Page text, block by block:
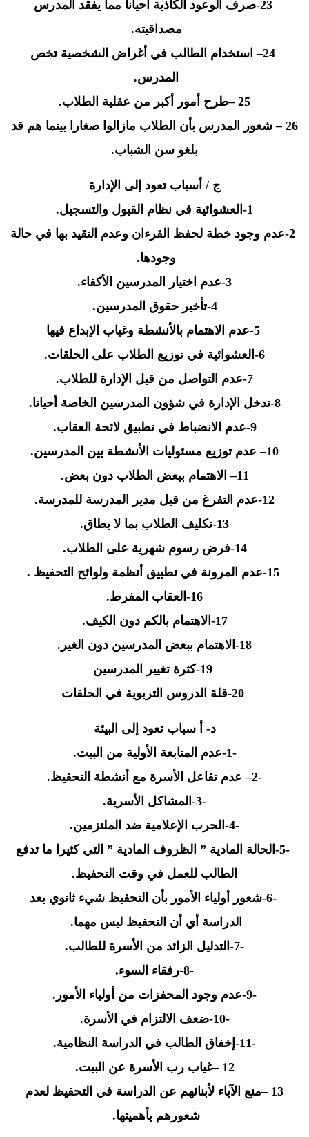
-23صرف الوعود الكاذبة أحيانا مما يفقد المدرس
مصداقيته.
24– استخدام الطالب في أغراض الشخصية تخص
المدرس.
– 25طرح أمور أكبر من عقلية الطلاب.
26 – شعور المدرس بأن الطلاب مازالوا صغارا بينما هم قد
بلغو سن الشباب.
ج / أسباب تعود إلى الإدارة
-1 العشوائية في نظام القبول والتسجيل.
-2عدم وجود خطة لحفظ القرءان وعدم التقيد بها في حالة
وجودها.
-3عدم اختيار المدرسين الأكفاء.
-4تأخير حقوق المدرسين.
5-عدم الاهتمام بالأنشطة وغياب الإبداع فيها
-6 العشوائية في توزيع الطلاب على الحلقات.
-7عدم التواصل من قبل الإدارة للطلاب.
-8تدخل الإدارة في شؤون المدرسين الخاصة أحيانا.
-9عدم الانضباط في تطبيق لائحة العقاب.
10– عدم توزيع مسئوليات الأنشطة بين المدرسين.
11– الاهتمام ببعض الطلاب دون بعض.
-12عدم التفرغ من قبل مدير المدرسة للمدرسة.
-13تكليف الطلاب بما لا يطاق.
-14فرض رسوم شهرية على الطلاب.
-15عدم المرونة في تطبيق أنظمة ولوائح التحفيظ .
-16 العقاب المفرط.
-17 الاهتمام بالكم دون الكيف.
-18 الاهتمام ببعض المدرسين دون الغير .
-19كثرة تغيير المدرسين
-20قلة الدروس التربوية في الحلقات
د- أ سباب تعود إلى البيئة
-1-عدم المتابعة الأولية من البيت.
2-– عدم تفاعل الأسرة مع أنشطة التحفيظ.
-3- المشاكل الأسرية.
-4- الحرب الإعلامية ضد الملتزمين.
-5- الحالة المادية ” الظروف المادية ” التي كثيرا ما تدفع
الطالب للعمل في وقت التحفيظ.
-6-شعور أولياء الأمور بأن التحفيظ شيء ثانوي بعد
الدراسة أي أن التحفيظ ليس مهما.
-7- التدليل الزائد من الأسرة للطالب.
-8-رفقاء السوء.
9--عدم وجود المحفزات من أولياء الأمور .
-10-ضعف الالتزام في الأسرة.
-11- إخفاق الطالب في الدراسة النظامية.
– 12غياب رب الأسرة عن البيت.
– 13منع الآباء لأبنائهم عن الدراسة في التحفيظ لعدم
شعورهم بأهميتها.